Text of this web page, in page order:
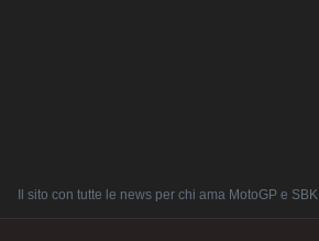
Il sito con tutte le news per chi ama MotoGP e SBK